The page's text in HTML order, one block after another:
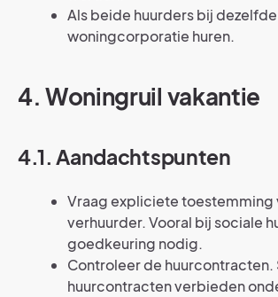
Als beide huurders bij dezelfde
woningcorporatie huren.
4. Woningruil vakantie
4.1. Aandachtspunten
Vraag expliciete toestemming
verhuurder. Vooral bij sociale
goedkeuring nodig.
Controleer de huurcontracten.
huurcontracten verbieden